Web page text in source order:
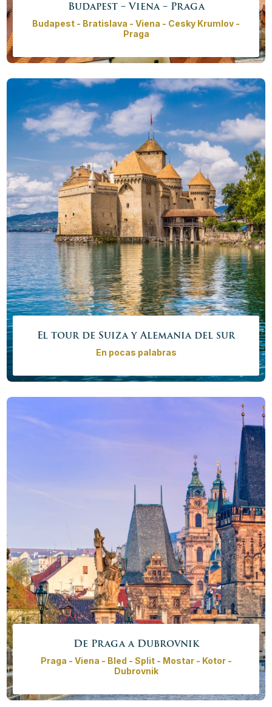
Budapest – Viena – Praga
Budapest - Bratislava - Viena - Cesky Krumlov -
Praga
Explore las tres capitales más bellas de Europa Central
comienza con el tesoro del Danubio, Budapest,
continuando con la ciudad imperial de Viena y
terminando en la ciudad dorada, Praga.
Precio desde2260,00€ - 10460,00 €/
persona
Más info Reservar ahora
El tour de Suiza y Alemania del sur
En pocas palabras
Explore lo mejor de Suiza: increíbles ciudades antigua,
hacia Baviera para ver más de la naturaleza fascinante
Reservar ahora
De Praga a Dubrovnik
Praga - Viena - Bled - Split - Mostar - Kotor -
Dubrovnik
Descubre los sitios más bellos, recorriendo Europa a